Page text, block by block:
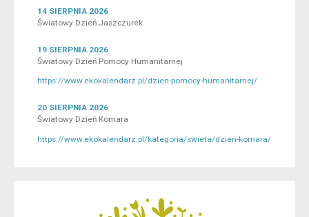
14 SIERPNIA 2026
Światowy Dzień Jaszczurek
19 SIERPNIA 2026
Światowy Dzień Pomocy Humanitarnej
https://www.ekokalendarz.pl/dzien-pomocy-humanitarnej/
20 SIERPNIA 2026
Światowy Dzień Komara
https://www.ekokalendarz.pl/kategoria/swieta/dzien-komara/